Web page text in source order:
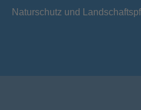
Naturschutz und